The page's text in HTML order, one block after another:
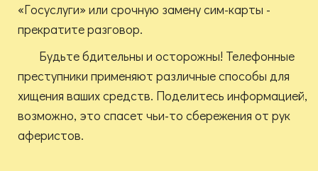
«Госуслуги» или срочную замену сим-карты -
прекратите разговор.
Будьте бдительны и осторожны! Телефонные
преступники применяют различные способы для
хищения ваших средств. Поделитесь информацией,
возможно, это спасет чьи-то сбережения от рук
аферистов.